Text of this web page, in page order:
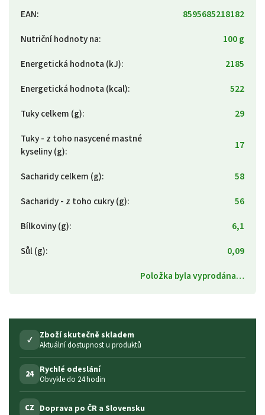
EAN:
8595685218182
Nutriční hodnoty na:
100 g
Energetická hodnota (kJ):
2185
Energetická hodnota (kcal):
522
Tuky celkem (g):
29
Tuky - z toho nasycené mastné
kyseliny (g): 17
Sacharidy celkem (g):
58
Sacharidy - z toho cukry (g):
56
Bílkoviny (g):
6,1
Sůl (g):
0,09
Položka byla vyprodána…
✓ Zboží skutečně skladem
Aktuální dostupnost u produktů
24 Rychlé odeslání
Obvykle do 24 hodin
CZ Doprava po ČR a Slovensku